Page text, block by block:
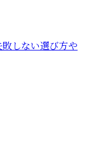
しない選び方や